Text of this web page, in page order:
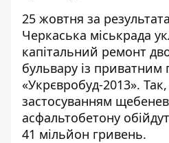
25 жовтня за
Черкаська міськрада
капітальний ремонт
бульвару із приватним
«Укрєвробуд-2013».
застосуванням
асфальтобетону
41 мільйон гривень.